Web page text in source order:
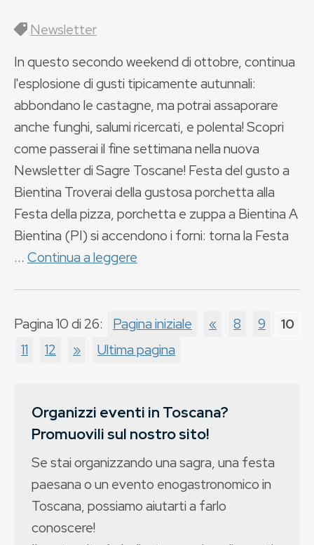
Newsletter
In questo secondo weekend di ottobre, continua
l'esplosione di gusti tipicamente autunnali:
abbondano le castagne, ma potrai assaporare
anche funghi, salumi ricercati, e polenta! Scopri
come passerai il fine settimana nella nuova
Newsletter di Sagre Toscane! Festa del gusto a
Bientina Troverai della gustosa porchetta alla
Festa della pizza, porchetta e zuppa a Bientina A
Bientina (PI) si accendono i forni: torna la Festa
... Continua a leggere
Pagina 10 di 26: Pagina iniziale « 8 9
10
11
12 » Ultima pagina
Organizzi eventi in Toscana?
Promuovili sul nostro sito!
Se stai organizzando una sagra, una festa
paesana o un evento enogastronomico in
Toscana, possiamo aiutarti a farlo
conoscere!